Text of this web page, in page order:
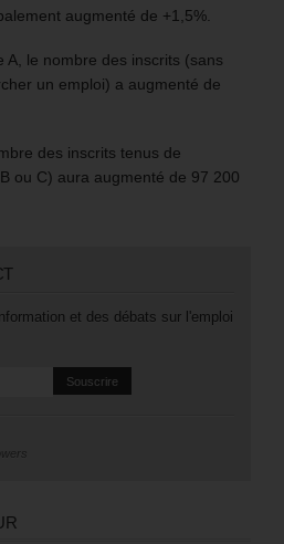
augmenté de +1,5%.
A, le nombre des inscrits (sans
un emploi) a augmenté de
des inscrits tenus de
ou C) aura augmenté de 97 200
et des débats sur l'emploi